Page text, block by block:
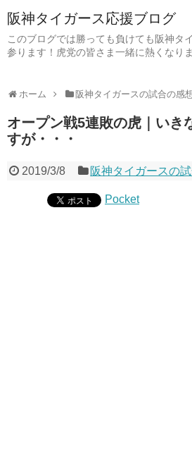
阪神タイガース応援ブログ
このブログでは勝っても負けても阪神タ
参ります！虎党の皆さま一緒に熱くなり
ホーム 阪神タイガースの試合の感
オープン戦5連敗の虎｜いき
すが・・・
2019/3/8 阪神タイガースの
Pocket